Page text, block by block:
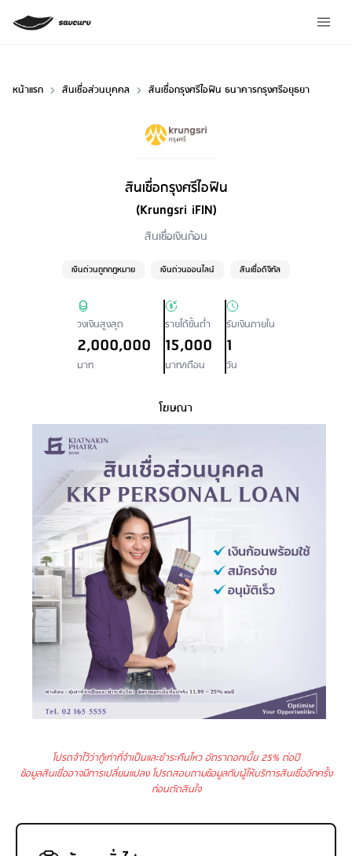
หน้าแรก สินเชื่อส่วนบุคคล สินเชื่อกรุงศรีไอฟิน ธนาคารกรุงศรีอยุธยา
สินเชื่อกรุงศรีไอฟิน
(Krungsri iFIN)
สินเชื่อเงินก้อน
เงินด่วนถูกกฎหมาย เงินด่วนออนไลน์ สินเชื่อดิจิทัล
วงเงินสูงสุด
2,000,000
บาท
รายได้ขั้นต่ำ
15,000
บาท/เดือน
รับเงินภายใน
1
วัน
โฆษณา
โปรดจำไว้ว่ากู้เท่าที่จำเป็นและชำระคืนไหว อัตราดอกเบี้ย 25% ต่อปี
ข้อมูลสินเชื่ออาจมีการเปลี่ยนแปลง โปรดสอบถามข้อมูลกับผู้ให้บริการสินเชื่ออีกครั้ง
ก่อนตัดสินใจ